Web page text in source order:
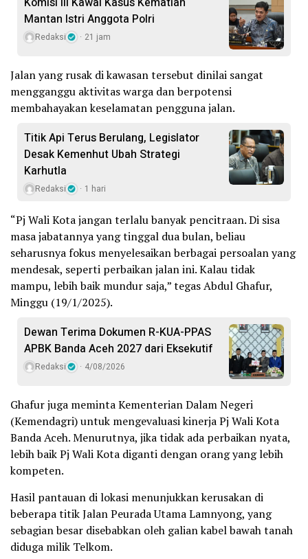
Mantan Istri Anggota Polri
Redaksi 21 jam
Jalan yang rusak di kawasan tersebut dinilai sangat
mengganggu aktivitas warga dan berpotensi
membahayakan keselamatan pengguna jalan.
Titik Api Terus Berulang, Legislator
Desak Kemenhut Ubah Strategi
Karhutla
Redaksi 1 hari
“Pj Wali Kota jangan terlalu banyak pencitraan. Di sisa
masa jabatannya yang tinggal dua bulan, beliau
seharusnya fokus menyelesaikan berbagai persoalan yang
mendesak, seperti perbaikan jalan ini. Kalau tidak
mampu, lebih baik mundur saja,” tegas Abdul Ghafur,
Minggu (19/1/2025).
Dewan Terima Dokumen R-KUA-PPAS
APBK Banda Aceh 2027 dari Eksekutif
Redaksi 4/08/2026
Ghafur juga meminta Kementerian Dalam Negeri
(Kemendagri) untuk mengevaluasi kinerja Pj Wali Kota
Banda Aceh. Menurutnya, jika tidak ada perbaikan nyata,
lebih baik Pj Wali Kota diganti dengan orang yang lebih
kompeten.
Hasil pantauan di lokasi menunjukkan kerusakan di
beberapa titik Jalan Peurada Utama Lamnyong, yang
sebagian besar disebabkan oleh galian kabel bawah tanah
diduga milik Telkom.